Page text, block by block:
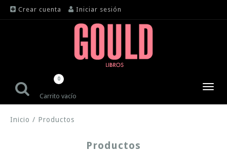
Crear cuenta Iniciar sesión
Carrito vacío
0
Inicio / Productos
Productos